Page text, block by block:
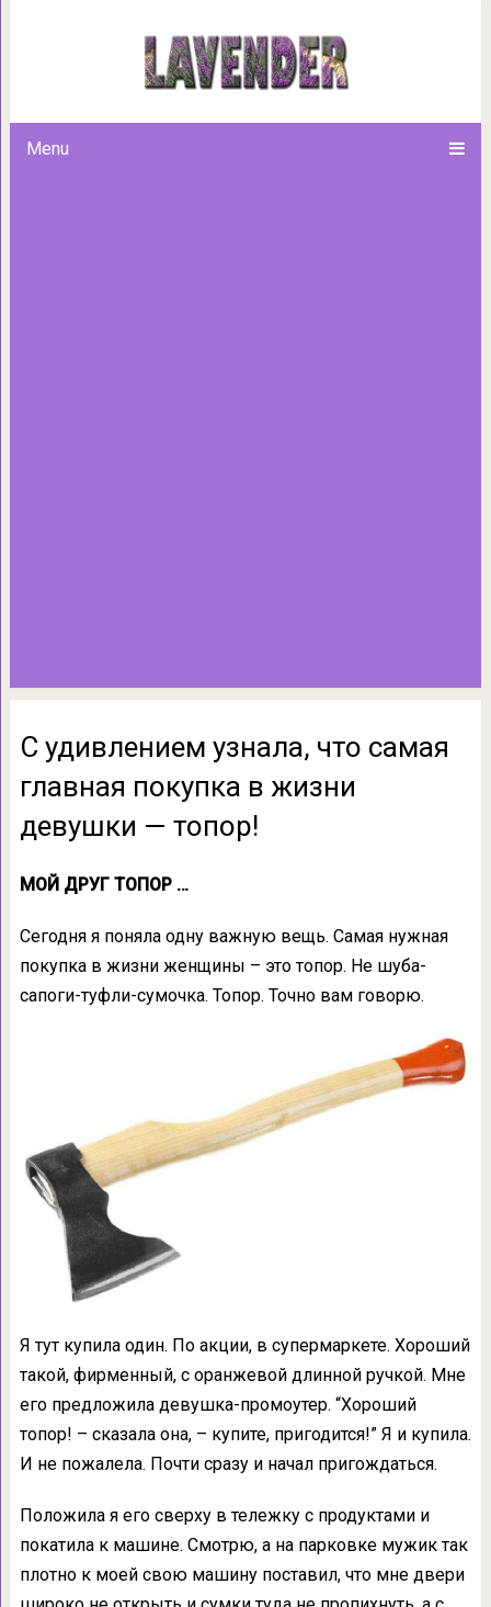
Menu
С удивлением узнала, что
С удивлением узнала, что самая
главная покупка в жизни
девушки — топор!
МОЙ ДРУГ ТОПОР …
Сегодня я поняла одну важную вещь. Самая нужная
покупка в жизни женщины – это топор. Не шуба-
сапоги-туфли-сумочка. Топор. Точно вам говорю.
Я тут купила один. По акции, в супермаркете. Хороший
такой, фирменный, с оранжевой длинной ручкой. Мне
его предложила девушка-промоутер. “Хороший
топор! – сказала она, – купите, пригодится!” Я и купила.
И не пожалела. Почти сразу и начал пригождаться.
Положила я его сверху в тележку с продуктами и
покатила к машине. Смотрю, а на парковке мужик так
плотно к моей свою машину поставил, что мне двери